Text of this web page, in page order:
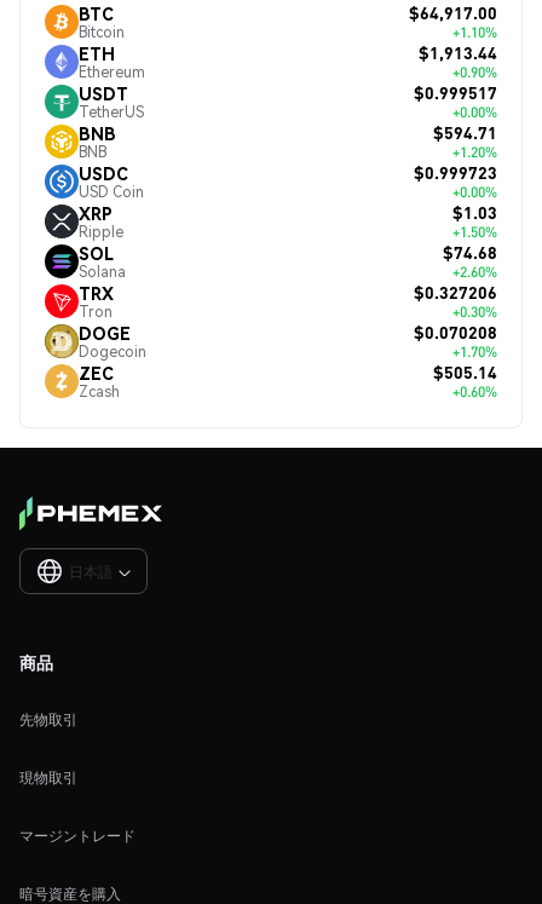
BTC
Bitcoin
$64,917.00
+1.10%
ETH
Ethereum
$1,913.44
+0.90%
USDT
TetherUS
$0.999517
+0.00%
BNB
BNB
$594.71
+1.20%
USDC
USD Coin
$0.999723
+0.00%
XRP
Ripple
$1.03
+1.50%
SOL
Solana
$74.68
+2.60%
TRX
Tron
$0.327206
+0.30%
DOGE
Dogecoin
$0.070208
+1.70%
ZEC
Zcash
$505.14
+0.60%
日本語 
商品
先物取引
現物取引
マージントレード
暗号資産を購入